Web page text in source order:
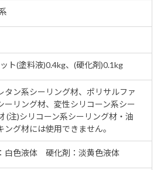
ト(塗料液)0.4kg、(硬化剤)0.1kg
タン系シーリング材、ポリサルファ
ーリング材、変性シリコーン系シー
(注)シリコーン系シーリング材・油
ング材には使用できません。
白色液体 硬化剤：淡黄色液体